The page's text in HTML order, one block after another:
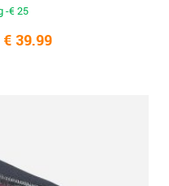
-€ 25
39.99